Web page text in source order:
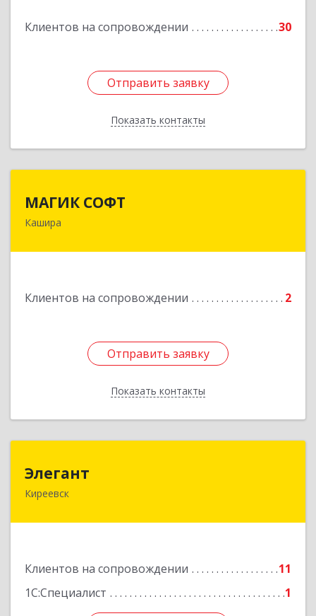
Клиентов на сопровождении 30
Отправить заявку
Показать контакты
Подробнее
Отправить заявку
Назад
МАГИК СОФТ
Кашира
Клиентов на сопровождении 2
Отправить заявку
Показать контакты
Отправить заявку
Назад
Элегант
Киреевск
Клиентов на сопровождении
11
1С:Специалист
1
301262, Тульская обл, Киреевск г, Чехова ул,